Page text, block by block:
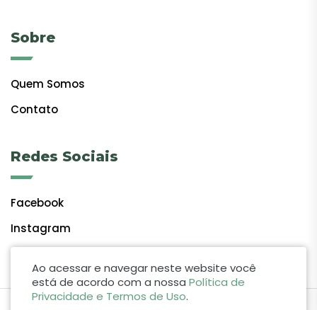
Sobre
Quem Somos
Contato
Redes Sociais
Facebook
Instagram
Ao acessar e navegar neste website você
está de acordo com a nossa Política de
Privacidade e Termos de Uso.